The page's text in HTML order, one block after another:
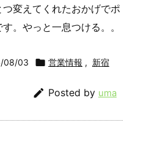
変えてくれたおかげでポ
。やっと一息つける。。
08/03  営業情報 , 新宿
 Posted by uma